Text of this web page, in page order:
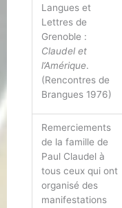
Langues et
Lettres de
Grenoble :
Claudel et
l’Amérique.
(Rencontres de
Brangues 1976)
Remerciements
de la famille de
Paul Claudel à
tous ceux qui ont
organisé des
manifestations